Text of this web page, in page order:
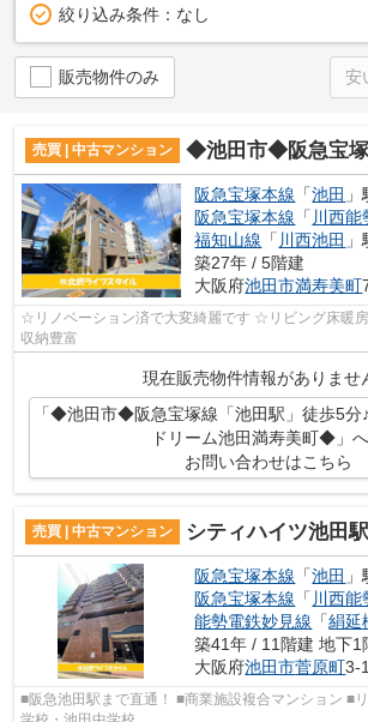
絞り込み条件： なし
販売物件のみ
売買 | 中古マンション ◆池田市◆阪急宝塚線「池田駅」徒歩5分♪リフォーム済
阪急宝塚本線 「池田
阪急宝塚本線 「 川西能
福知山線 「 川西池田
築27年 / 5階建
大阪府池田市満寿美町
☆リノベーション済で大変綺麗です ☆リビング床暖
収納豊富
現在販売物件情報がありませ
「◆池田市◆阪急宝塚線「池田駅」徒歩5
ドリーム池田満寿美町◆」
お問い合わせはこちら
売買 | 中古マンション シティハイツ池田
阪急宝塚本線 「池田
阪急宝塚本線 「 川西能
能勢電鉄妙見線 「絹延
築41年 / 11階建 地下1
大阪府池田市菅原町3-1
■阪急池田駅まで直通！ ■商業施設複合マンション ■